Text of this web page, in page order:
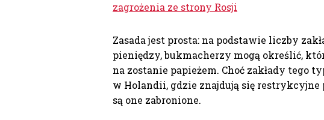
zagrożenia ze strony Rosji
Zasada jest prosta: na podstawie liczby
pieniędzy, bukmacherzy mogą określić,
na zostanie papieżem. Choć zakłady tego
w Holandii, gdzie znajdują się
są one zabronione.